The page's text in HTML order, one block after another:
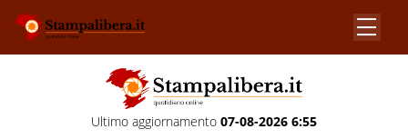
Ultimo aggiornamento 07-08-2026 6:55